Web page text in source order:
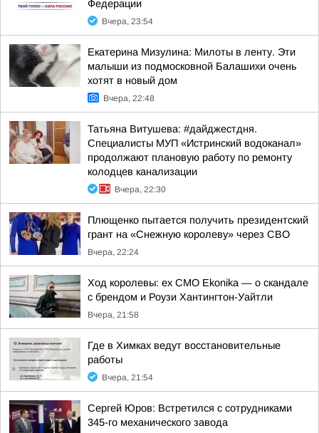
Федерации
Вчера, 23:54
Екатерина Мизулина: Милоты в ленту. Эти
малыши из подмосковной Балашихи очень
хотят в новый дом
Вчера, 22:48
Татьяна Витушева: #дайджестдня.
Специалисты МУП «Истринский водоканал»
продолжают плановую работу по ремонту
колодцев канализации
Вчера, 22:30
Плющенко пытается получить президентский
грант на «Снежную королеву» через СВО
Вчера, 22:24
Ход королевы: ex CMO Ekonika — о скандале
с брендом и Роузи Хантингтон-Уайтли
Вчера, 21:58
Где в Химках ведут восстановительные
работы
Вчера, 21:54
Сергей Юров: Встретился с сотрудниками
345-го механического завода